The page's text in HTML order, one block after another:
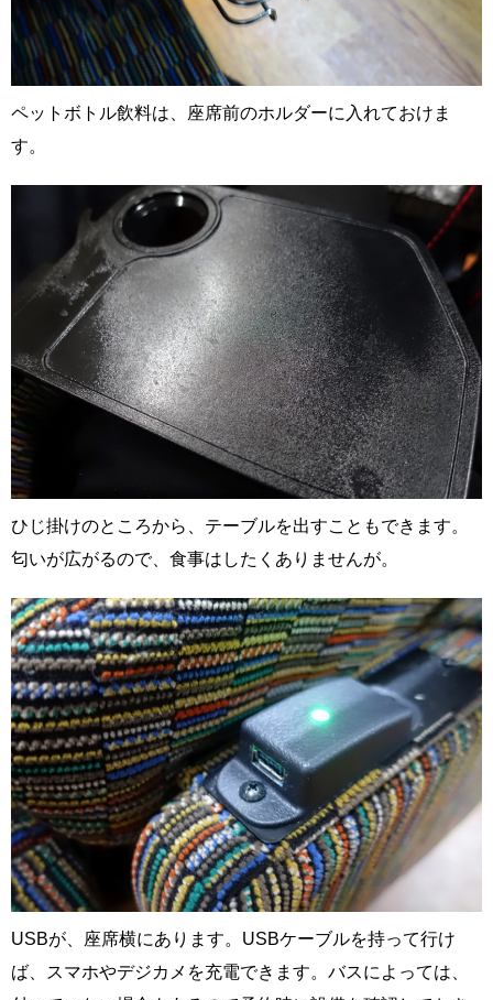
ペットボトル飲料は、座席前のホルダーに入れておけま
す。
ひじ掛けのところから、テーブルを出すこともできます。
匂いが広がるので、食事はしたくありませんが。
USBが、座席横にあります。USBケーブルを持って行け
ば、スマホやデジカメを充電できます。バスによっては、